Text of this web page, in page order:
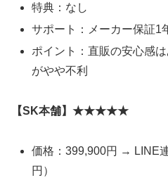
特典：なし
サポート：メーカー保証1
ポイント：直販の安心感
がやや不利
【SK本舗】★★★★★
価格：399,900円 → LINE
円）